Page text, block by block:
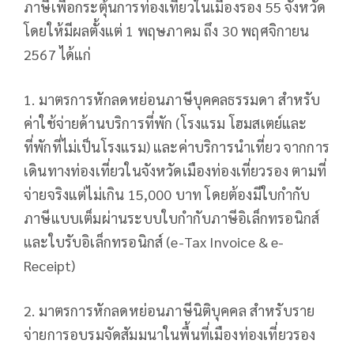
ภาษีเพื่อกระตุ้นการท่องเที่ยวในเมืองรอง 55 จังหวัด
โดยให้มีผลตั้งแต่ 1 พฤษภาคม ถึง 30 พฤศจิกายน
2567 ได้แก่
1. มาตรการหักลดหย่อนภาษีบุคคลธรรมดา สำหรับ
ค่าใช้จ่ายด้านบริการที่พัก (โรงแรม โฮมสเตย์และ
ที่พักที่ไม่เป็นโรงแรม) และค่าบริการนำเที่ยว จากการ
เดินทางท่องเที่ยวในจังหวัดเมืองท่องเที่ยวรอง ตามที่
จ่ายจริงแต่ไม่เกิน 15,000 บาท โดยต้องมีใบกำกับ
ภาษีแบบเต็มผ่านระบบใบกำกับภาษีอิเล็กทรอนิกส์
และใบรับอิเล็กทรอนิกส์ (e-Tax Invoice & e-
Receipt)
2. มาตรการหักลดหย่อนภาษีนิติบุคคล สำหรับราย
จ่ายการอบรมจัดสัมมนาในพื้นที่เมืองท่องเที่ยวรอง